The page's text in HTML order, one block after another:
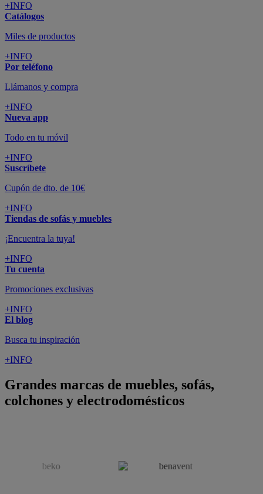
+INFO
Catálogos
Miles de productos
+INFO
Por teléfono
Llámanos y compra
+INFO
Nueva app
Todo en tu móvil
+INFO
Suscríbete
Cupón de dto. de 10€
+INFO
Tiendas de sofás y muebles
¡Encuentra la tuya!
+INFO
Tu cuenta
Promociones exclusivas
+INFO
El blog
Busca tu inspiración
+INFO
Grandes marcas de muebles, sofás,
colchones y electrodomésticos